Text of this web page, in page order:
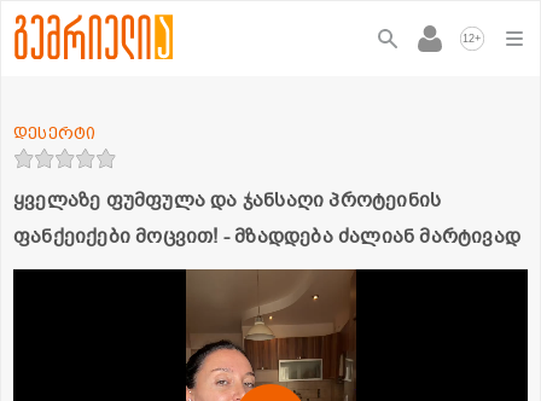
12+
ყველაზე ფუმფულა და ჯანსაღი პროტეინის
ფანქეიქები მოცვით! - მზადდება ძალიან მარტივად
დესერტი